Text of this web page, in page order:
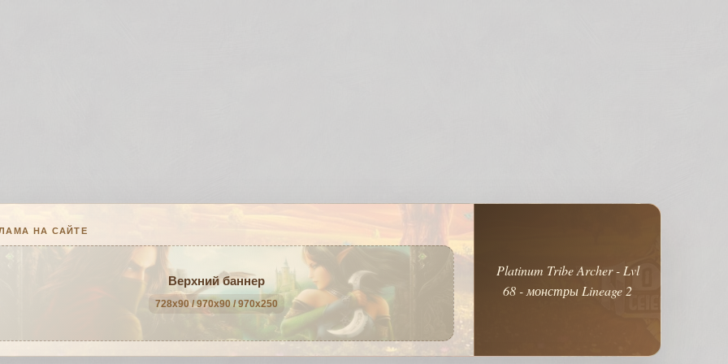
НА САЙТЕ
Верхний баннер
728x90 / 970x90 / 970x250
Platinum Tribe Archer - Lvl
68 - монстры Lineage 2